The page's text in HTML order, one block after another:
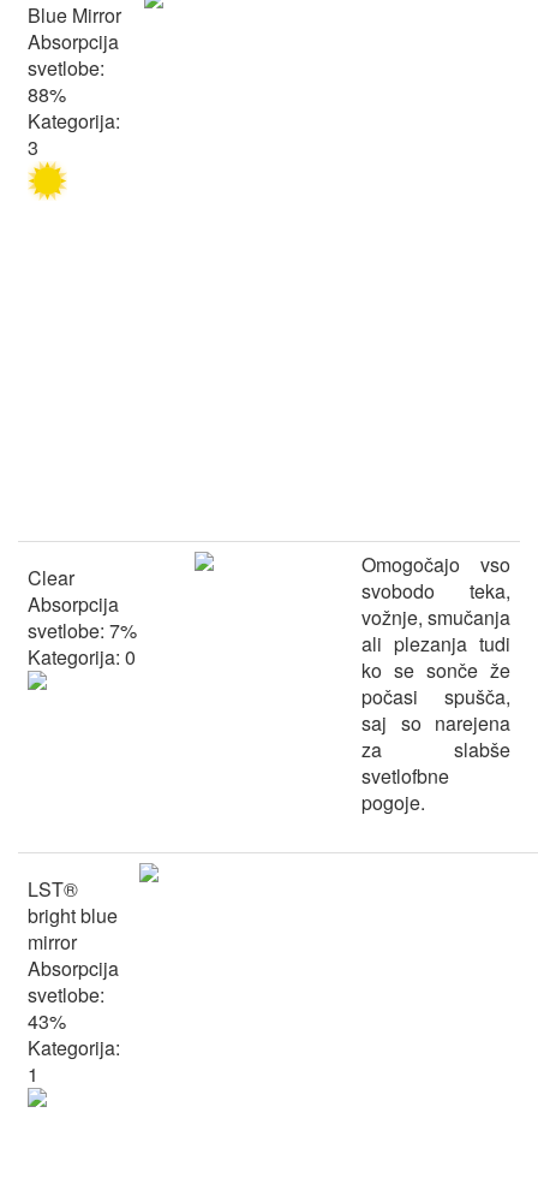
Blue Mirror
Absorpcija
svetlobe:
88%
Kategorija:
3
Clear
Absorpcija
svetlobe: 7%
Kategorija: 0
Omogočajo vso
svobodo teka,
vožnje, smučanja
ali plezanja tudi
ko se sonče že
počasi spušča,
saj so narejena
za slabše
svetlofbne
pogoje.
LST®
bright blue
mirror
Absorpcija
svetlobe:
43%
Kategorija:
1